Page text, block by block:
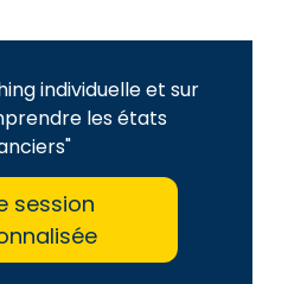
individuelle et sur
les états
session